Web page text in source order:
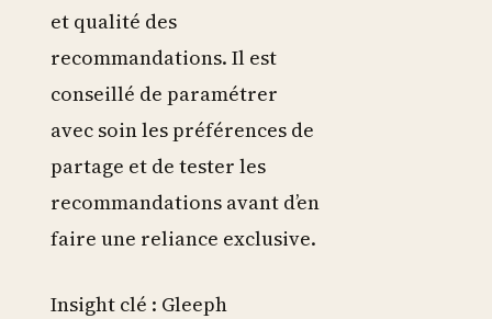
et qualité des
recommandations. Il est
conseillé de paramétrer
avec soin les préférences de
partage et de tester les
recommandations avant d’en
faire une reliance exclusive.
Insight clé : Gleeph